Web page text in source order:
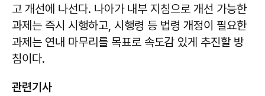
고 개선에 나선다. 나아가 내부 지침으로 개선 가능한
과제는 즉시 시행하고, 시행령 등 법령 개정이 필요한
과제는 연내 마무리를 목표로 속도감 있게 추진할 방
침이다.
관련기사